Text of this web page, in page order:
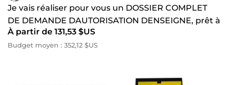
Je vais réaliser pour vous un DOSSIER COMPLET
DE DEMANDE DAUTORISATION DENSEIGNE, prêt à
déposer en mairie
À partir de 131,53 $US
Budget moyen : 352,12 $US